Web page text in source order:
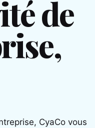
de
CyaCo vous